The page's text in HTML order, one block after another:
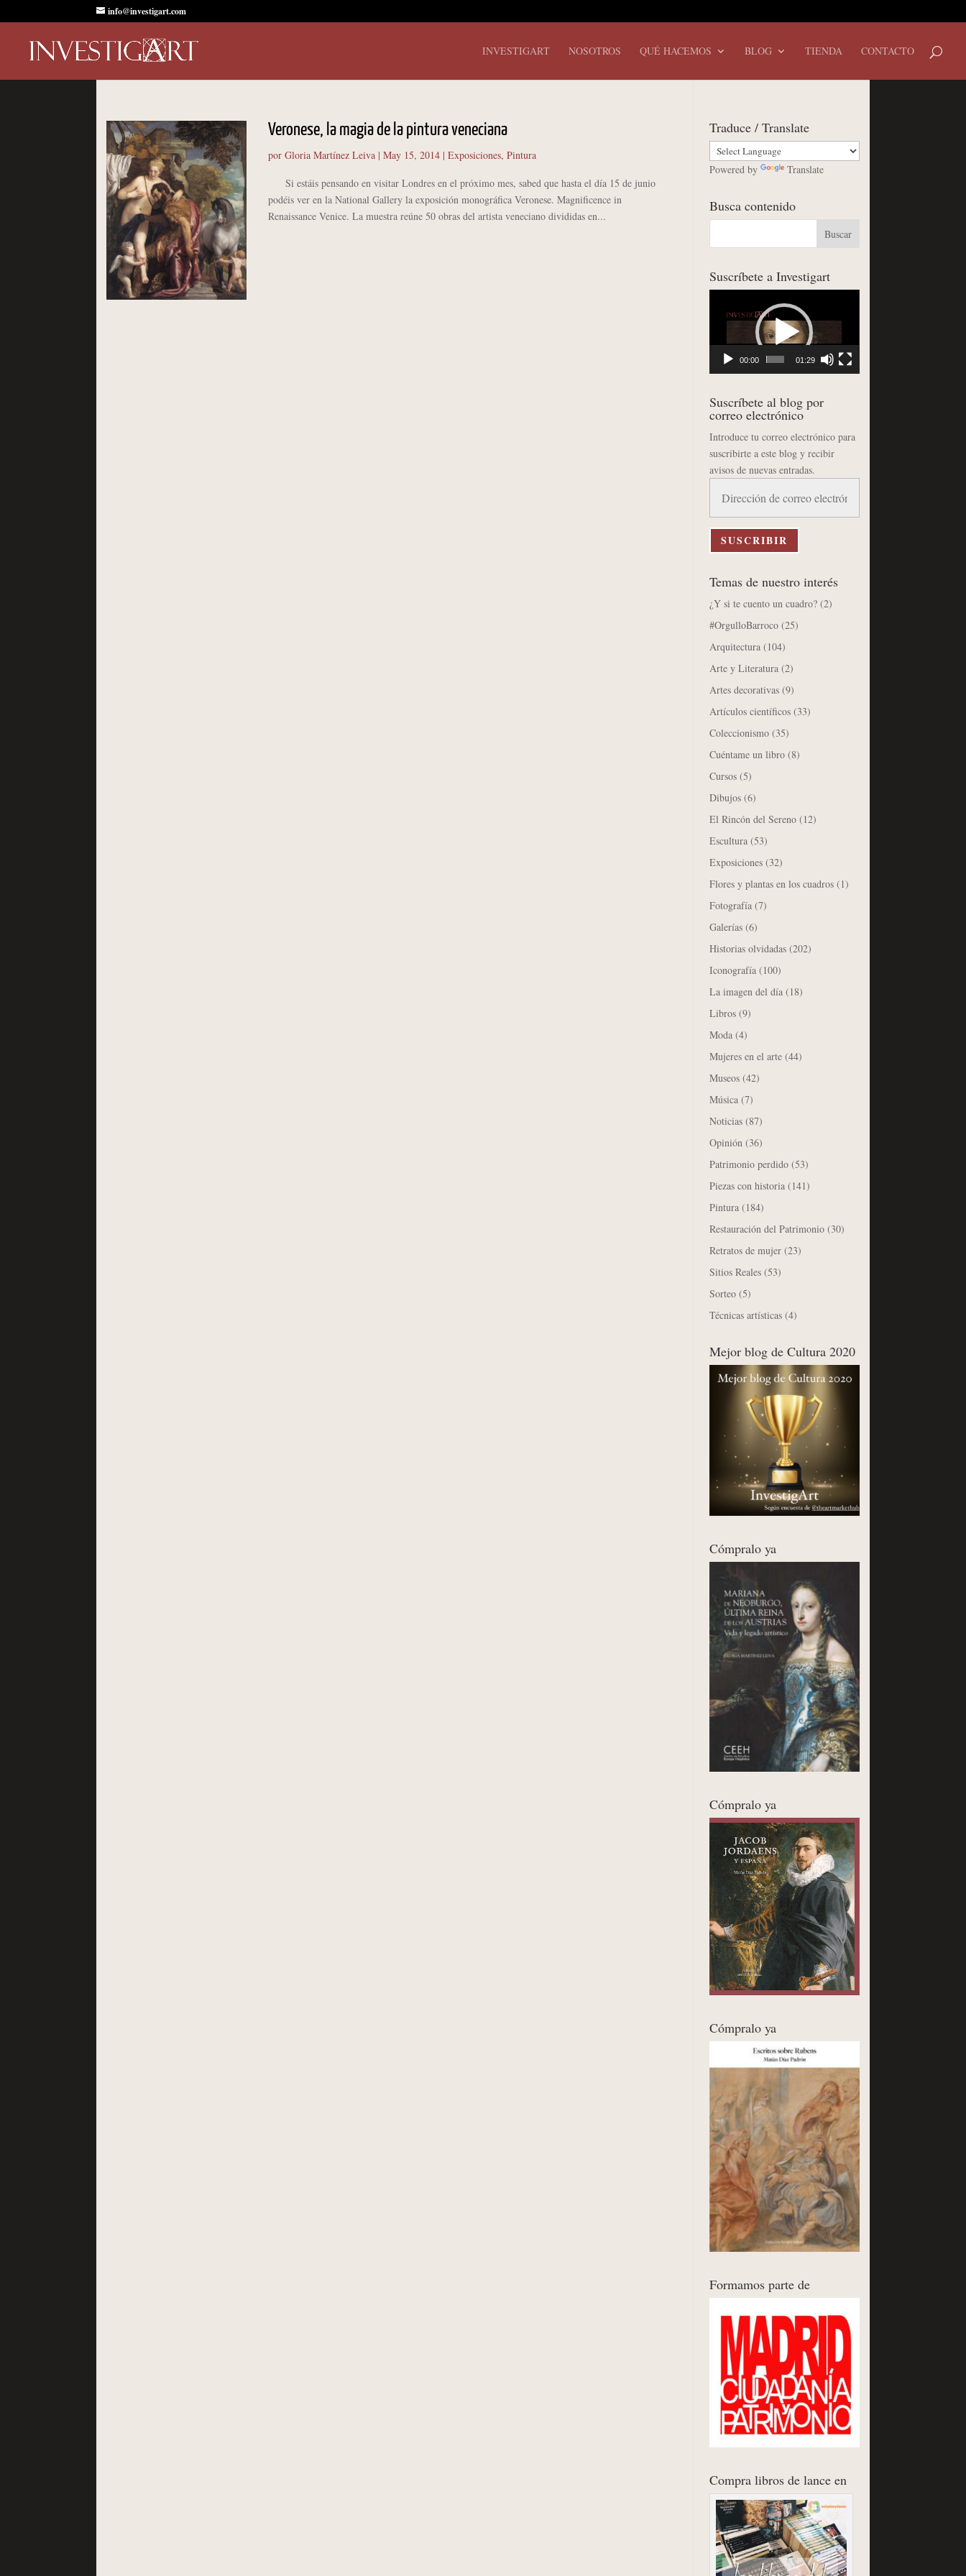
info@investigart.com
INVESTIGART NOSOTROS QUÉ HACEMOS BLOG TIENDA CONTACTO
Veronese, la magia de la pintura veneciana
por Gloria Martínez Leiva| May 15, 2014| Exposiciones, Pintura
Si estáis pensando en visitar Londres en el próximo mes, sabed que hasta el día 15 de junio
podéis ver en la National Gallery la exposición monográfica Veronese. Magnificence in
Renaissance Venice. La muestra reúne 50 obras del artista veneciano divididas en...
Traduce / Translate
Powered by Translate
Busca contenido
Suscríbete a Investigart
00:00 01:29
Suscríbete al blog por
correo electrónico
Introduce tu correo electrónico para
suscribirte a este blog y recibir
avisos de nuevas entradas.
correo
electrónico
SUSCRIBIR
Temas de nuestro interés
¿Y si te cuento un cuadro? (2)
#OrgulloBarroco (25)
Arquitectura (104)
Arte y Literatura (2)
Artes decorativas (9)
Artículos científicos (33)
Coleccionismo (35)
Cuéntame un libro (8)
Cursos (5)
Dibujos (6)
El Rincón del Sereno (12)
Escultura (53)
Exposiciones (32)
Flores y plantas en los cuadros (1)
Fotografía (7)
Galerías (6)
Historias olvidadas (202)
Iconografía (100)
La imagen del día (18)
Libros (9)
Moda (4)
Mujeres en el arte (44)
Museos (42)
Música (7)
Noticias (87)
Opinión (36)
Patrimonio perdido (53)
Piezas con historia (141)
Pintura (184)
Restauración del Patrimonio (30)
Retratos de mujer (23)
Sitios Reales (53)
Sorteo (5)
Técnicas artísticas (4)
Mejor blog de Cultura 2020
Cómpralo ya
Cómpralo ya
Cómpralo ya
Formamos parte de
Compra libros de lance en